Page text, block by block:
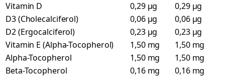
Vitamin D
0,29 µg
0,29 µg
D3 (Cholecalciferol)
0,06 µg
0,06 µg
D2 (Ergocalciferol)
0,23 µg
0,23 µg
Vitamin E (Alpha-Tocopherol)
1,50 mg
1,50 mg
Alpha-Tocopherol
1,50 mg
1,50 mg
Beta-Tocopherol
0,16 mg
0,16 mg